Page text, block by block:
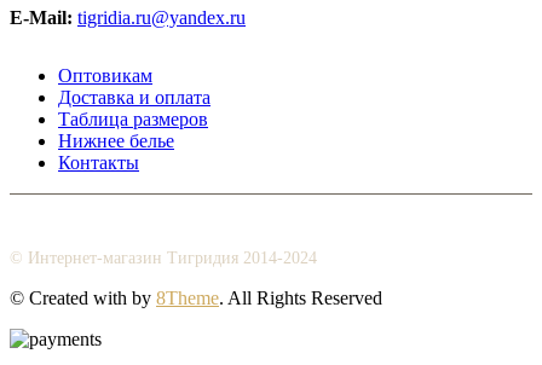
E-Mail: tigridia.ru@yandex.ru
Оптовикам
Доставка и оплата
Таблица размеров
Нижнее белье
Контакты
© Интернет-магазин Тигридия 2014-2024
© Created with by 8Theme. All Rights Reserved